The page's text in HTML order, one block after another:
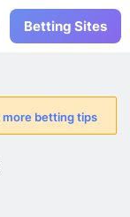
Betting Sites
more betting tips